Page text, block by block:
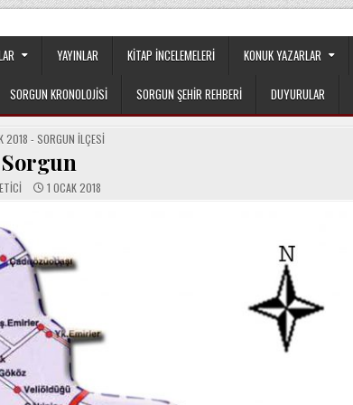
YAYINLAR KITAP İNCELEMELERI KONUK YAZARLAR
SORGUN KRONOLOJISI SORGUN ŞEHIR REHBERI DUYURULAR
2018 - SORGUN İLÇESI
Sorgun
1 OCAK 2018